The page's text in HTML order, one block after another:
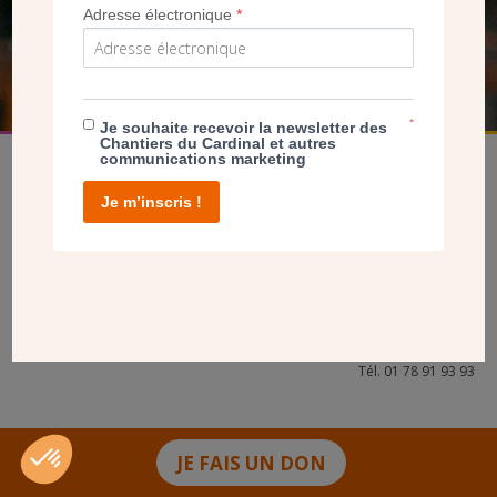
JE FAIS UN DON
FAIRE UN DON
Tél. 01 78 91 93 93
Adresse électronique*
Je souhaite recevoir la newsletter des
Chantiers du Cardinal et autres
communications marketing
*
Je m’inscris !